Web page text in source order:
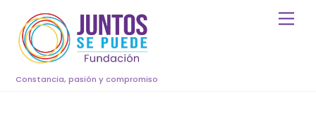
content
Constancia, pasión y compromiso